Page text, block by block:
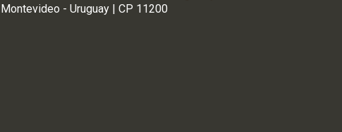
Montevideo - Uruguay | CP 11200